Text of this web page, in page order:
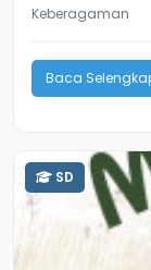
Keberagaman
Baca
SD